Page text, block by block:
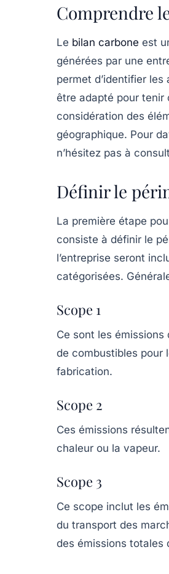
Comprendre
Le bilan carbone est
générées par une
permet d’identifier
être adapté pour tenir
considération des
géographique. Pour
n’hésitez pas à
Définir le
La première étape
consiste à définir le
l’entreprise seront
catégorisées.
Scope 1
Ce sont les
de combustibles pour
fabrication.
Scope 2
Ces émissions
chaleur ou la vapeur.
Scope 3
Ce scope inclut les
du transport des
des émissions totales